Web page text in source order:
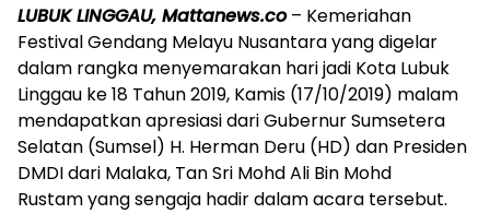
LUBUK LINGGAU, Mattanews.co– Kemeriahan
Festival Gendang Melayu Nusantara yang digelar
dalam rangka menyemarakan hari jadi Kota Lubuk
Linggau ke 18 Tahun 2019, Kamis (17/10/2019) malam
mendapatkan apresiasi dari Gubernur Sumsetera
Selatan (Sumsel) H. Herman Deru (HD) dan Presiden
DMDI dari Malaka, Tan Sri Mohd Ali Bin Mohd
Rustam yang sengaja hadir dalam acara tersebut.